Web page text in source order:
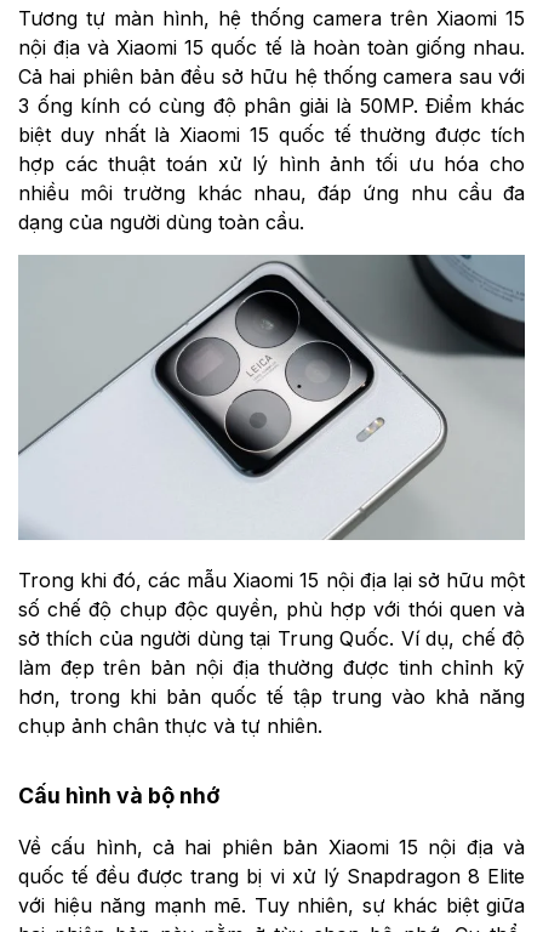
Tương tự màn hình, hệ thống camera trên Xiaomi 15
nội địa và Xiaomi 15 quốc tế là hoàn toàn giống nhau.
Cả hai phiên bản đều sở hữu hệ thống camera sau với
3 ống kính có cùng độ phân giải là 50MP. Điểm khác
biệt duy nhất là Xiaomi 15 quốc tế thường được tích
hợp các thuật toán xử lý hình ảnh tối ưu hóa cho
nhiều môi trường khác nhau, đáp ứng nhu cầu đa
dạng của người dùng toàn cầu.
Trong khi đó, các mẫu Xiaomi 15 nội địa lại sở hữu một
số chế độ chụp độc quyền, phù hợp với thói quen và
sở thích của người dùng tại Trung Quốc. Ví dụ, chế độ
làm đẹp trên bản nội địa thường được tinh chỉnh kỹ
hơn, trong khi bản quốc tế tập trung vào khả năng
chụp ảnh chân thực và tự nhiên.
Cấu hình và bộ nhớ
Về cấu hình, cả hai phiên bản Xiaomi 15 nội địa và
quốc tế đều được trang bị vi xử lý Snapdragon 8 Elite
với hiệu năng mạnh mẽ. Tuy nhiên, sự khác biệt giữa